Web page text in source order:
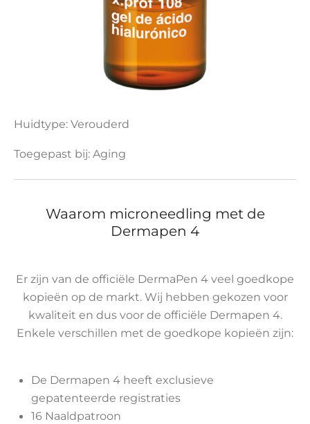
Huidtype: Verouderd
Toegepast bij: Aging
Waarom microneedling met de
Dermapen 4
Er zijn van de officiële DermaPen 4 veel goedkope
kopieën op de markt. Wij hebben gekozen voor
kwaliteit en dus voor de officiële Dermapen 4.
Enkele verschillen met de goedkope kopieën zijn:
De Dermapen 4 heeft exclusieve
gepatenteerde registraties
16 Naaldpatroon